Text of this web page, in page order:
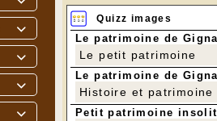




Quizz images
Le patrimoine de
Le petit patrimoine
Le patrimoine de
Histoire et patrimoine
Petit patrimoine